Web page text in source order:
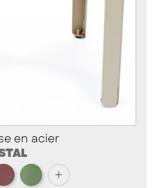
en acier
red brown métallisé
vert+